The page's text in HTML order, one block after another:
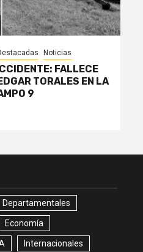
Noticias
FALLECE
TORALES EN LA
9
Departamentales
Economía
Internacionales